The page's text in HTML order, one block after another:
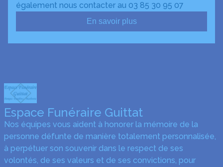
également nous contacter au 03 85 30 95 07
En savoir plus
Espace Funéraire Guittat
Nos équipes vous aident à honorer la mémoire de la
personne défunte de manière totalement personnalisée,
à perpétuer son souvenir dans le respect de ses
volontés, de ses valeurs et de ses convictions, pour